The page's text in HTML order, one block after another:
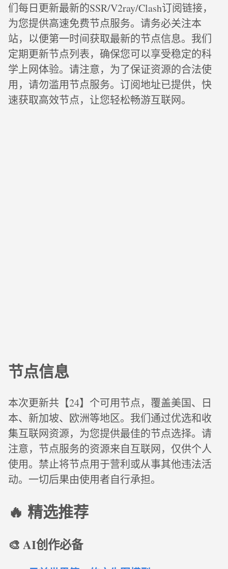
们每日更新最新的SSR/V2ray/Clash订阅链接，
为您提供高速免费节点服务。请务必关注本
站，以便第一时间获取最新的节点信息。我们
定期更新节点列表，确保您可以享受稳定的科
学上网体验。请注意，为了保证资源的合法使
用，请勿滥用节点服务。订阅地址已提供，快
速获取高效节点，让您轻松畅游互联网。
节点信息
本次更新共【24】个可用节点，覆盖美国、日
本、新加坡、欧洲等地区。我们通过优选和收
集互联网资源，为您提供最佳的节点选择。请
注意，节点服务的资源来自互联网，仅供个人
使用。禁止将节点用于营利或从事其他违法活
动。一切后果由使用者自行承担。
🔥 精选推荐
🎨 AI创作必备